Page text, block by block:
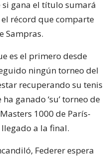
si gana el título sumará
récord que comparte
Sampras.
es el primero desde
ningún torneo del
recuperando su tenis
ganado ‘su’ torneo de
1000 de París-
a la final.
Federer espera